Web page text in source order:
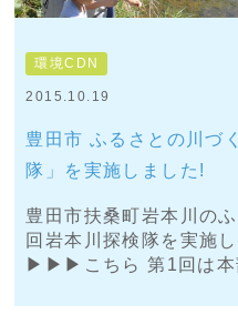
環境CDN
2015.10.19
豊田市 ふるさとの川づ
隊」を実施しました!
豊田市扶桑町岩本川の
回岩本川探検隊を実施
▶︎▶︎▶︎こちら 第1回は本